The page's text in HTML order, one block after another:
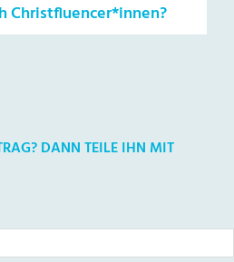
Christfluencer*innen?
DANN TEILE IHN MIT